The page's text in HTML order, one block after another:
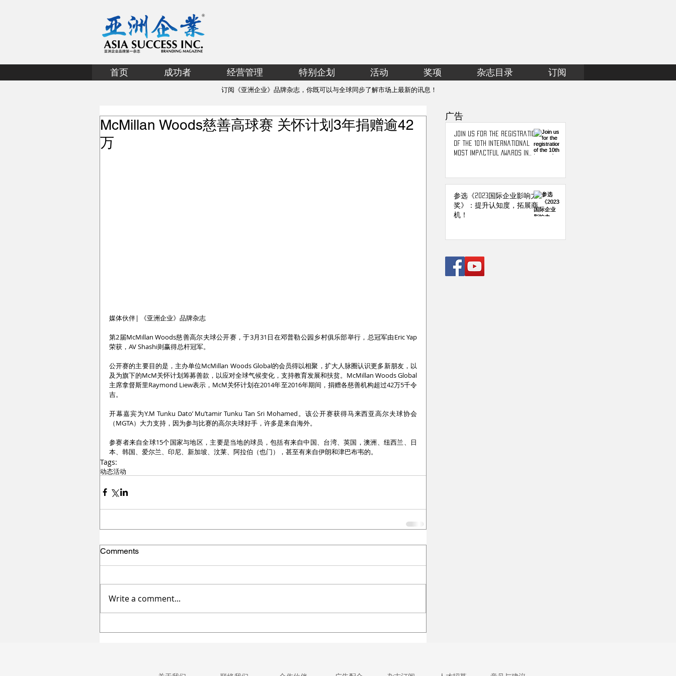
首页 成功者 经营管理 特别企划 活动 奖项 杂志目录 订阅
订阅《亚洲企业》品牌杂志，你既可以与全球同步了解市场上最新的讯息！
McMillan Woods慈善高球赛 关怀计划3年捐赠逾42
万
媒体伙伴| 《亚洲企业》品牌杂志
第2届McMillan Woods慈善高尔夫球公开赛，于3月31日在邓普勒公园乡村俱乐部举行，总冠军由Eric Yap
荣获，AV Shashi则赢得总杆冠军。
公开赛的主要目的是，主办单位McMillan Woods Global的会员得以相聚，扩大人脉圈认识更多新朋友，以
及为旗下的McM关怀计划筹募善款，以应对全球气候变化，支持教育发展和扶贫。McMillan Woods Global
主席拿督斯里Raymond Liew表示，McM关怀计划在2014年至2016年期间，捐赠各慈善机构超过42万5千令
吉。
开幕嘉宾为Y.M Tunku Dato’ Mu’tamir Tunku Tan Sri Mohamed。该公开赛获得马来西亚高尔夫球协会
（MGTA）大力支持，因为参与比赛的高尔夫球好手，许多是来自海外。
参赛者来自全球15个国家与地区，主要是当地的球员，包括有来自中国、台湾、英国，澳洲、纽西兰、日
本、韩国、爱尔兰、印尼、新加坡、汶莱、阿拉伯（也门），甚至有来自伊朗和津巴布韦的。
Tags:
动态活动
Comments
Write a comment...
广告
Join us for the registration
of the 10th International
Most Impactful Awards in
参选《2023国际企业影响力
奖》：提升认知度，拓展商
机！